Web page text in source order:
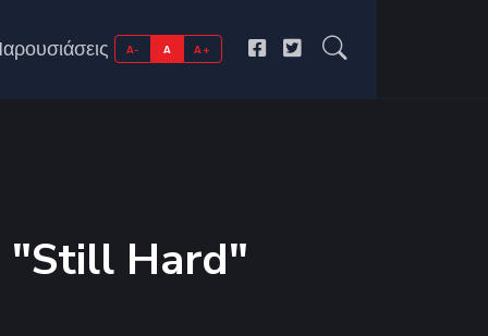
A- A A+
"Still Hard"